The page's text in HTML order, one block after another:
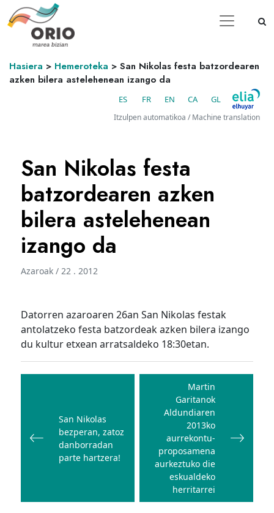
Hasiera > Hemeroteka > San Nikolas festa batzordearen
azken bilera astelehenean izango da
ES FR EN CA GL
Itzulpen automatikoa / Machine translation
San Nikolas festa
batzordearen azken
bilera astelehenean
izango da
Azaroak / 22 . 2012
Datorren azaroaren 26an San Nikolas festak
antolatzeko festa batzordeak azken bilera izango
du kultur etxean arratsaldeko 18:30etan.
Bidalketetan
San Nikolas
bezperan, zatoz
danborradan
parte hartzera!
Martin
Garitanok
Aldundiaren
2013ko
aurrekontu-
proposamena
aurkeztuko die
eskualdeko
herritarrei